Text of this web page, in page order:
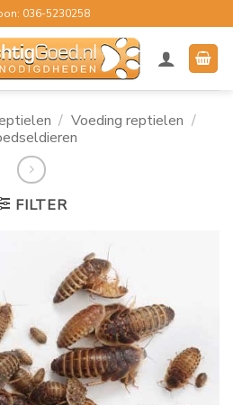
036-5230258
/ Voeding reptielen /
FILTER